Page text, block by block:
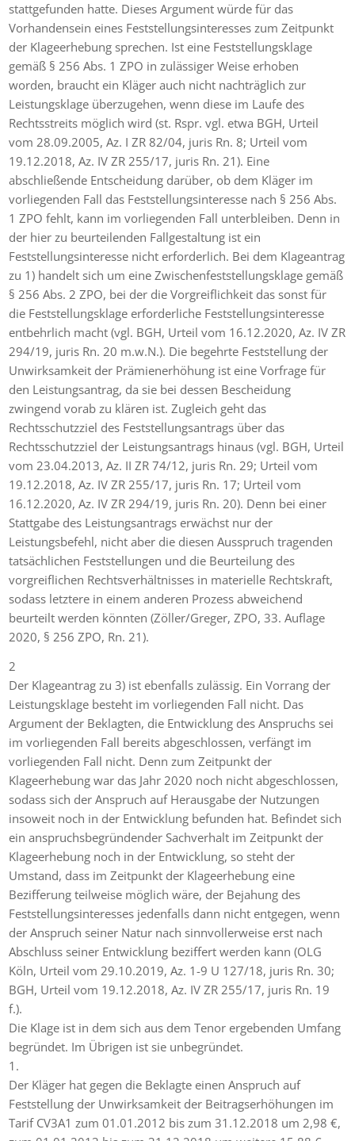
stattgefunden hatte. Dieses Argument würde für das
Vorhandensein eines Feststellungsinteresses zum Zeitpunkt
der Klageerhebung sprechen. Ist eine Feststellungsklage
gemäß § 256 Abs. 1 ZPO in zulässiger Weise erhoben
worden, braucht ein Kläger auch nicht nachträglich zur
Leistungsklage überzugehen, wenn diese im Laufe des
Rechtsstreits möglich wird (st. Rspr. vgl. etwa BGH, Urteil
vom 28.09.2005, Az. I ZR 82/04, juris Rn. 8; Urteil vom
19.12.2018, Az. IV ZR 255/17, juris Rn. 21). Eine
abschließende Entscheidung darüber, ob dem Kläger im
vorliegenden Fall das Feststellungsinteresse nach § 256 Abs.
1 ZPO fehlt, kann im vorliegenden Fall unterbleiben. Denn in
der hier zu beurteilenden Fallgestaltung ist ein
Feststellungsinteresse nicht erforderlich. Bei dem Klageantrag
zu 1) handelt sich um eine Zwischenfeststellungsklage gemäß
§ 256 Abs. 2 ZPO, bei der die Vorgreiflichkeit das sonst für
die Feststellungsklage erforderliche Feststellungsinteresse
entbehrlich macht (vgl. BGH, Urteil vom 16.12.2020, Az. IV ZR
294/19, juris Rn. 20 m.w.N.). Die begehrte Feststellung der
Unwirksamkeit der Prämienerhöhung ist eine Vorfrage für
den Leistungsantrag, da sie bei dessen Bescheidung
zwingend vorab zu klären ist. Zugleich geht das
Rechtsschutzziel des Feststellungsantrags über das
Rechtsschutzziel der Leistungsantrags hinaus (vgl. BGH, Urteil
vom 23.04.2013, Az. II ZR 74/12, juris Rn. 29; Urteil vom
19.12.2018, Az. IV ZR 255/17, juris Rn. 17; Urteil vom
16.12.2020, Az. IV ZR 294/19, juris Rn. 20). Denn bei einer
Stattgabe des Leistungsantrags erwächst nur der
Leistungsbefehl, nicht aber die diesen Ausspruch tragenden
tatsächlichen Feststellungen und die Beurteilung des
vorgreiflichen Rechtsverhältnisses in materielle Rechtskraft,
sodass letztere in einem anderen Prozess abweichend
beurteilt werden könnten (Zöller/Greger, ZPO, 33. Auflage
2020, § 256 ZPO, Rn. 21).
2
Der Klageantrag zu 3) ist ebenfalls zulässig. Ein Vorrang der
Leistungsklage besteht im vorliegenden Fall nicht. Das
Argument der Beklagten, die Entwicklung des Anspruchs sei
im vorliegenden Fall bereits abgeschlossen, verfängt im
vorliegenden Fall nicht. Denn zum Zeitpunkt der
Klageerhebung war das Jahr 2020 noch nicht abgeschlossen,
sodass sich der Anspruch auf Herausgabe der Nutzungen
insoweit noch in der Entwicklung befunden hat. Befindet sich
ein anspruchsbegründender Sachverhalt im Zeitpunkt der
Klageerhebung noch in der Entwicklung, so steht der
Umstand, dass im Zeitpunkt der Klageerhebung eine
Bezifferung teilweise möglich wäre, der Bejahung des
Feststellungsinteresses jedenfalls dann nicht entgegen, wenn
der Anspruch seiner Natur nach sinnvollerweise erst nach
Abschluss seiner Entwicklung beziffert werden kann (OLG
Köln, Urteil vom 29.10.2019, Az. 1-9 U 127/18, juris Rn. 30;
BGH, Urteil vom 19.12.2018, Az. IV ZR 255/17, juris Rn. 19
f.).
Die Klage ist in dem sich aus dem Tenor ergebenden Umfang
begründet. Im Übrigen ist sie unbegründet.
1.
Der Kläger hat gegen die Beklagte einen Anspruch auf
Feststellung der Unwirksamkeit der Beitragserhöhungen im
Tarif CV3A1 zum 01.01.2012 bis zum 31.12.2018 um 2,98 €,